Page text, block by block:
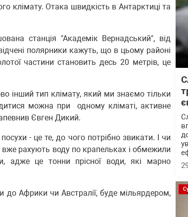
клімату. Отака швидкість в Антарктиці та
станція "Академік Вернадський", від
полярники кажуть, що в цьому районі
частини становить десь 20 метрів, це
інший тип клімату, який ми знаємо тільки
можна при одному кліматі, активне
Євген Дикий.
- це те, до чого потрібно звикати. І чи
вже рахують воду по крапельках і обмежили
адже це тонни прісної води, які марно
до Африки чи Австралії, буде мільярдером,